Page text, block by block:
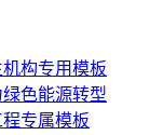
构专用模板
色能源转型
专属模板